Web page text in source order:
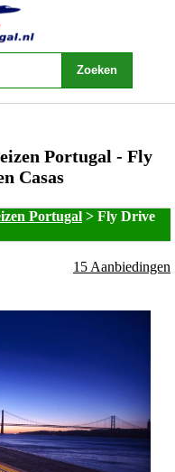
Portugal - Fly
Casas
Portugal > Fly Drive
15 Aanbiedingen